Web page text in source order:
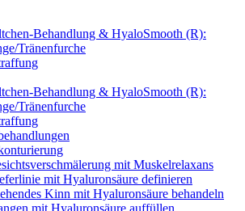
Behandlung & HyaloSmooth (R):
Tränenfurche
Behandlung & HyaloSmooth (R):
Tränenfurche
mit Muskelrelaxans
mit Hyaluronsäure definieren
Kinn mit Hyaluronsäure behandeln